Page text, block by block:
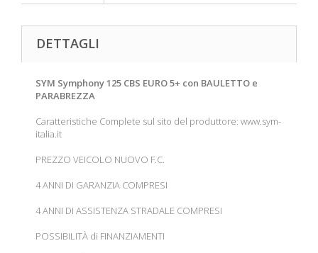
DETTAGLI
SYM Symphony 125 CBS EURO 5+ con BAULETTO e
PARABREZZA
Caratteristiche Complete sul sito del produttore: www.sym-
italia.it
PREZZO VEICOLO NUOVO F.C.
4 ANNI DI GARANZIA COMPRESI
4 ANNI DI ASSISTENZA STRADALE COMPRESI
POSSIBILITÀ di FINANZIAMENTI